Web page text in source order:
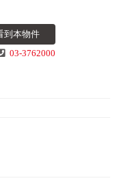
到本物件
03-3762000